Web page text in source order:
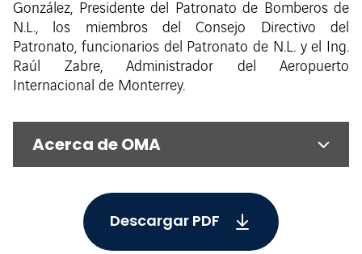
González, Presidente del Patronato de Bomberos de
N.L., los miembros del Consejo Directivo del
Patronato, funcionarios del Patronato de N.L. y el Ing.
Raúl Zabre, Administrador del Aeropuerto
Internacional de Monterrey.
Acerca de OMA
Descargar PDF